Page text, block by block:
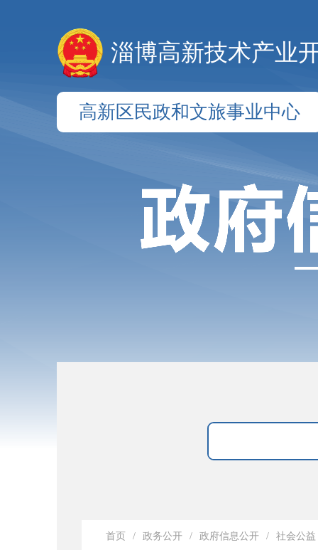
淄博高新技术产业
高新区民政和文旅事业中心
首页 / 政务公开 / 政府信息公开 / 社会公益